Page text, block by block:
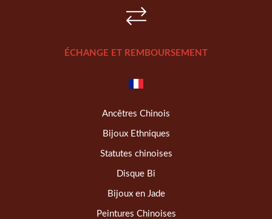
ÉCHANGE ET REMBOURSEMENT
Ancêtres Chinois
Bijoux Ethniques
Statutes chinoises
Disque Bi
Bijoux en Jade
Peintures Chinoises